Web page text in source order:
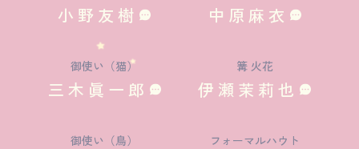
小野友樹 中原麻衣
御使い（猫）
三木眞一郎
篝 火花
伊瀬茉莉也
御使い（鳥） フォーマルハウト